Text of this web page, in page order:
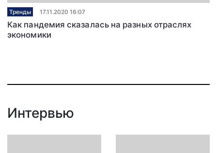
Тренды 17.11.2020 16:07
Как пандемия сказалась на разных отраслях
экономики
Интервью